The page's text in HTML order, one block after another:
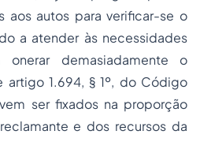
aos autos para verificar-se o
a atender às necessidades
demasiadamente o
artigo 1.694, § 1º, do Código
ser fixados na proporção
e dos recursos da